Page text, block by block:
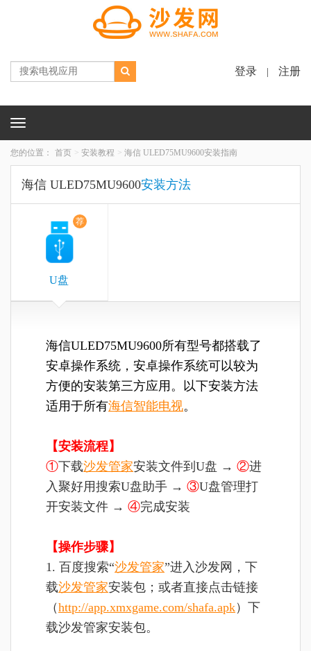
登录 注册
Toggle
您的位置： 首页 安装教程 海信 ULED75MU9600安装指南
海信 ULED75MU9600安装方法
荐
U盘
海信ULED75MU9600所有型号都搭载了
安卓操作系统，安卓操作系统可以较为
方便的安装第三方应用。以下安装方法
适用于所有海信智能电视。
【安装流程】
①下载沙发管家安装文件到U盘 → ②进
入聚好用搜索U盘助手 → ③U盘管理打
开安装文件 → ④完成安装
【操作步骤】
1. 百度搜索“沙发管家”进入沙发网，下
载沙发管家安装包；或者直接点击链接
（http://app.xmxgame.com/shafa.apk）下
载沙发管家安装包。